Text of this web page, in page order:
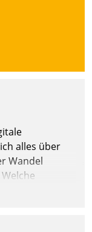
alles über
Wandel